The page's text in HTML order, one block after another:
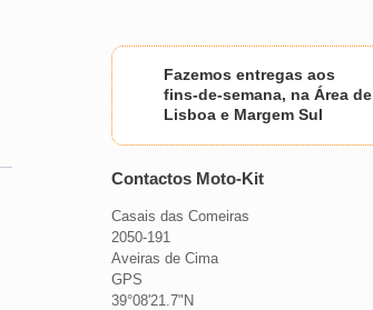
Fazemos entregas aos
fins-de-semana, na Área de
Lisboa e Margem Sul
Contactos Moto-Kit
Casais das Comeiras
2050-191
Aveiras de Cima
GPS
39°08'21.7"N